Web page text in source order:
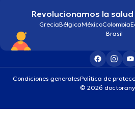
Revolucionamos la
GreciaBélgicaMéxicoColombia
Brasil
Condiciones generalesPolítica de
© 2026